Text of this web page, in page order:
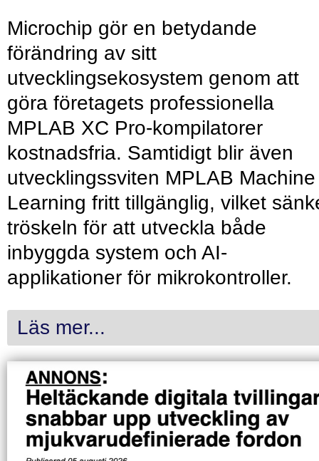
Microchip gör en betydande
förändring av sitt
utvecklingsekosystem genom att
göra företagets professionella
MPLAB XC Pro-kompilatorer
kostnadsfria. Samtidigt blir även
utvecklingssviten MPLAB Machine
Learning fritt tillgänglig, vilket
tröskeln för att utveckla både
inbyggda system och AI-
applikationer för mikrokontroller.
Läs mer...